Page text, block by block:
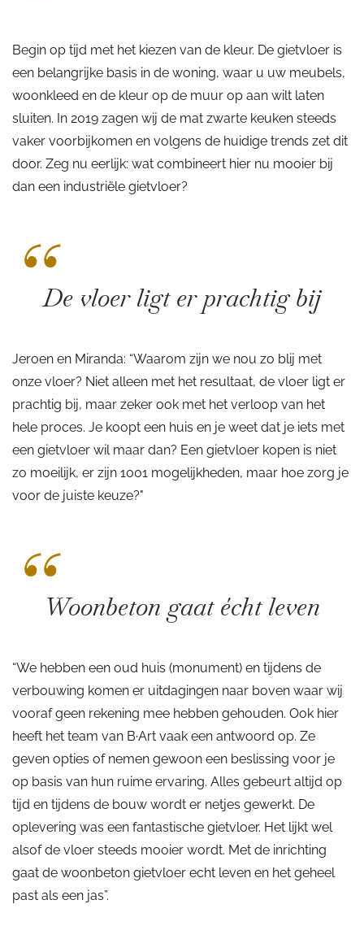
Begin op tijd met het kiezen van de kleur. De gietvloer is
een belangrijke basis in de woning, waar u uw meubels,
woonkleed en de kleur op de muur op aan wilt laten
sluiten. In 2019 zagen wij de mat zwarte keuken steeds
vaker voorbijkomen en volgens de huidige trends zet dit
door. Zeg nu eerlijk: wat combineert hier nu mooier bij
dan een industriële gietvloer?
“De vloer ligt er prachtig bij
Jeroen en Miranda: “Waarom zijn we nou zo blij met
onze vloer? Niet alleen met het resultaat, de vloer ligt er
prachtig bij, maar zeker ook met het verloop van het
hele proces. Je koopt een huis en je weet dat je iets met
een gietvloer wil maar dan? Een gietvloer kopen is niet
zo moeilijk, er zijn 1001 mogelijkheden, maar hoe zorg je
voor de juiste keuze?"
“Woonbeton gaat écht leven
“We hebben een oud huis (monument) en tijdens de
verbouwing komen er uitdagingen naar boven waar wij
vooraf geen rekening mee hebben gehouden. Ook hier
heeft het team van B·Art vaak een antwoord op. Ze
geven opties of nemen gewoon een beslissing voor je
op basis van hun ruime ervaring. Alles gebeurt altijd op
tijd en tijdens de bouw wordt er netjes gewerkt. De
oplevering was een fantastische gietvloer. Het lijkt wel
alsof de vloer steeds mooier wordt. Met de inrichting
gaat de woonbeton gietvloer echt leven en het geheel
past als een jas”.